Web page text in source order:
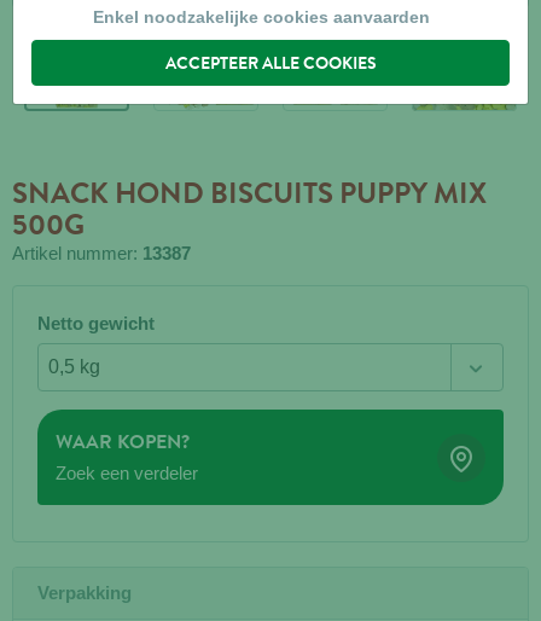
SNACK HOND BISCUITS PUPPY MIX
500G
Artikel nummer: 13387
Netto gewicht
WAAR KOPEN?
Zoek een verdeler
Verpakking
Enkel noodzakelijke cookies aanvaarden
ACCEPTEER ALLE COOKIES